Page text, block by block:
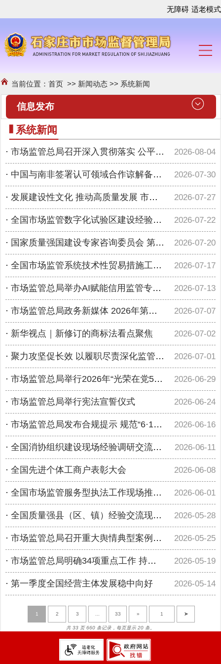
无障碍 适老模式
当前位置：首页 >> 新闻动态 >> 系统新闻
信息发布
系统新闻
· 市场监管总局召开深入贯彻落实 公平竞争审查制度专项行动推进会 2026-08-04
· 中国与南非签署认可领域合作谅解备忘录 2026-07-30
· 发展建设性文化 推动高质量发展 市场监管总局举办《市场监管社区》创刊首发仪式 2026-07-27
· 全国市场监管数字化试验区建设经验交流 现场推进会在浙江杭州召开 2026-07-22
· 国家质量强国建设专家咨询委员会 第一次全体会议在京召开 2026-07-20
· 全国市场监管系统技术性贸易措施工作座谈会在武汉召开 2026-07-17
· 市场监管总局举办AI赋能信用监管专题讲座 2026-07-13
· 市场监管总局政务新媒体 2026年第二季度运营良好 2026-07-07
· 新华视点｜新修订的商标法看点聚焦 2026-07-02
· 聚力攻坚促长效 以履职尽责深化监管为民实践 ——市场监管总局推进树立和践行正确政绩观学习教育 2026-07-01
· 市场监管总局举行2026年“光荣在党50年”纪念章颁发仪式 2026-06-29
· 市场监管总局举行宪法宣誓仪式 2026-06-24
· 市场监管总局发布合规提示 规范“6·18”网络集中促销经营活动 2026-06-16
· 全国消协组织建设现场经验调研交流会在温州召开 2026-06-11
· 全国先进个体工商户表彰大会 2026-06-08
· 全国市场监管服务型执法工作现场推进会在陕西西安召开 2026-06-01
· 全国质量强县（区、镇）经验交流现场推进会在福建晋江召开 2026-05-28
· 市场监管总局召开重大舆情典型案例复盘研讨会 2026-05-25
· 市场监管总局明确34项重点工作 持续加力护航民营经济发展壮大 2026-05-19
· 第一季度全国经营主体发展稳中向好 2026-05-14
1 2 3 ... 33 » ➤
共 33 页 660 条记录，每页显示 20 条。